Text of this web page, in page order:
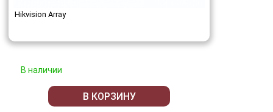
Hikvision Array
В наличии
В КОРЗИНУ